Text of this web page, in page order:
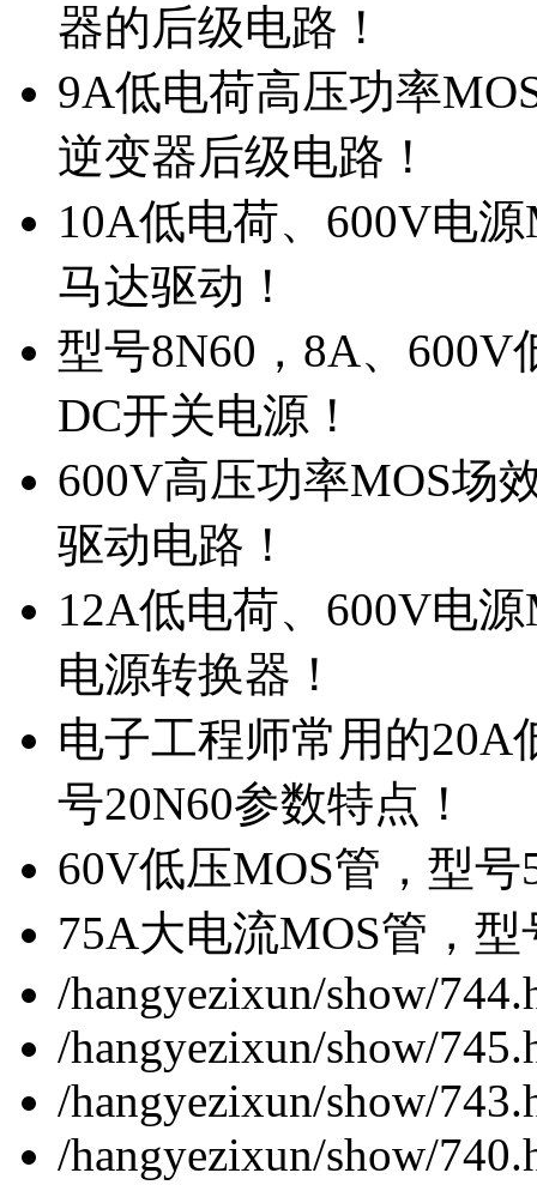
器的后级电路！
9A低电荷高压功率
逆变器后级电路！
10A低电荷、600V电
马达驱动！
型号8N60，8A、
DC开关电源！
600V高压功率MOS场
驱动电路！
12A低电荷、600V电
电源转换器！
电子工程师常用的20A
号20N60参数特点！
60V低压MOS管，型
75A大电流MOS管，
/hangyezixun/show/
/hangyezixun/show/
/hangyezixun/show/
/hangyezixun/show/